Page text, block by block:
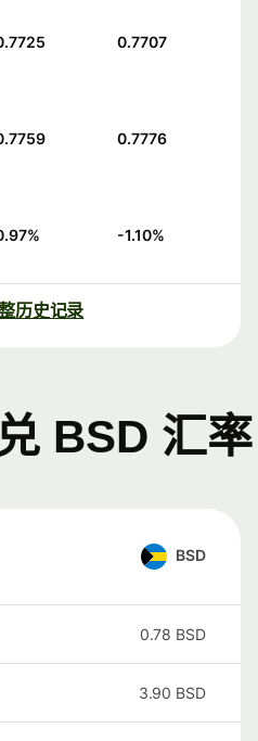
0.7707
0.7776
% -1.10%
历史记录
BSD 汇率
BSD
0.78 BSD
3.90 BSD